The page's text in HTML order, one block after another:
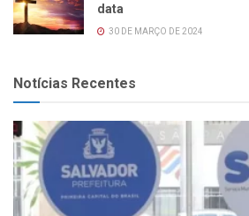
data
30 DE MARÇO DE 2024
Notícias Recentes